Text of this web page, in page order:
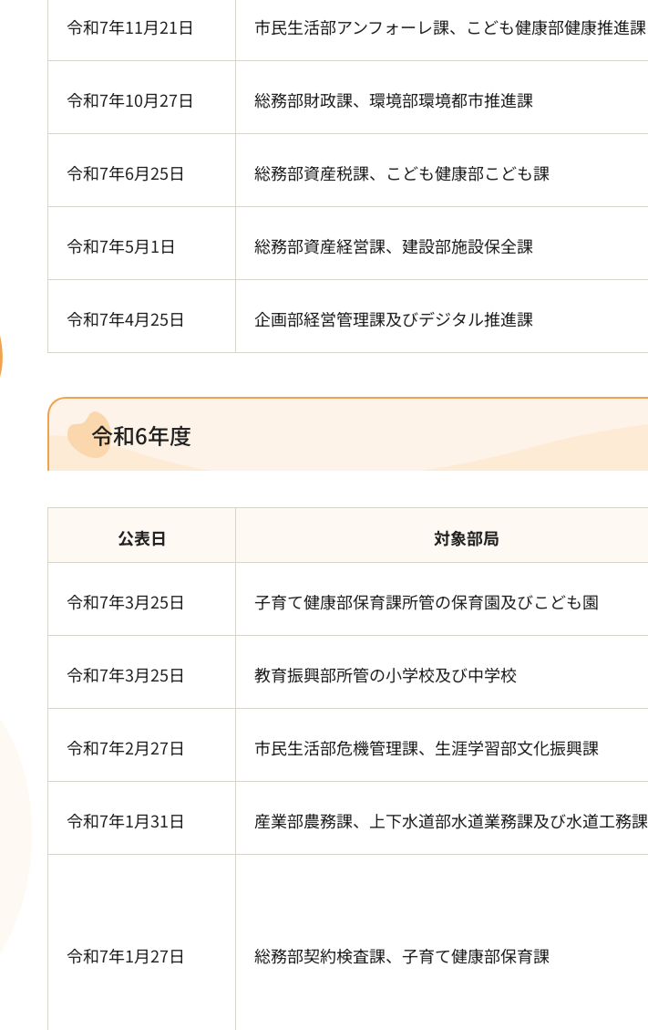
令和7年11月21日 市民生活部アンフォーレ課、こども健康部健康推進課
令和7年10月27日 総務部財政課、環境部環境都市推進課
令和7年6月25日 総務部資産税課、こども健康部こども課
令和7年5月1日 総務部資産経営課、建設部施設保全課
令和7年4月25日 企画部経営管理課及びデジタル推進課
令和6年度
公表日 対象部局
令和7年3月25日 子育て健康部保育課所管の保育園及びこども園
令和7年3月25日 教育振興部所管の小学校及び中学校
令和7年2月27日 市民生活部危機管理課、生涯学習部文化振興課
令和7年1月31日 産業部農務課、上下水道部水道業務課及び水道工務課
令和7年1月27日 総務部契約検査課、子育て健康部保育課